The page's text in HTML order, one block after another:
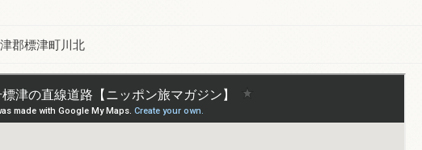
郡標津町川北